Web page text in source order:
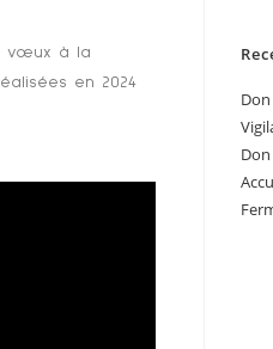
vœux à la
en 2024